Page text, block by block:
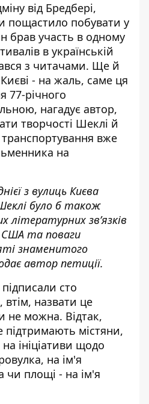
від Бредбері,
пощастило побувати у
брав участь в одному
в українській
з читачами. Ще й
- на жаль, саме ця
77-річного
нагадує автор,
творчості Шеклі й
вже
на
з вулиць Києва
було б також
літературних зв’язків
та поваги
знаменитого
автор петиції.
сто
втім, назвати це
можна. Відтак,
містяни,
ініціативи щодо
на ім'я
чи площі - на ім'я